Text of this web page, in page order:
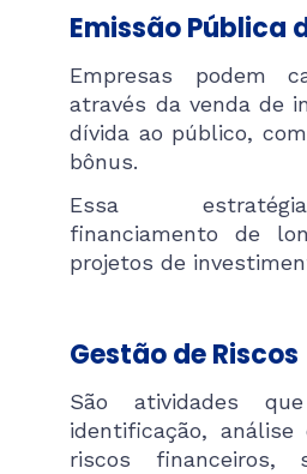
Emissão Pública
Empresas podem
através da venda de
dívida ao público,
bônus.
Essa
financiamento de
projetos de
Gestão de Riscos
São atividades
identificação,
riscos financeiros,